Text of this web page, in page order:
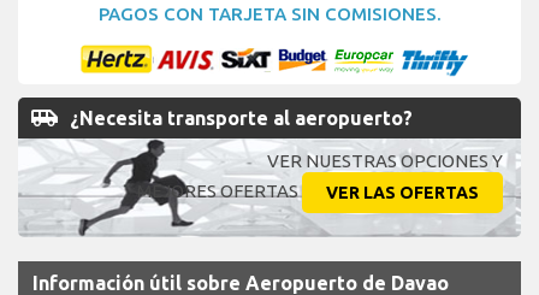
PAGOS CON TARJETA SIN COMISIONES.
airport_shuttle ¿Necesita transporte al aeropuerto?
VER NUESTRAS OPCIONES Y
MEJORES OFERTAS
VER LAS OFERTAS
Información útil sobre Aeropuerto de Davao